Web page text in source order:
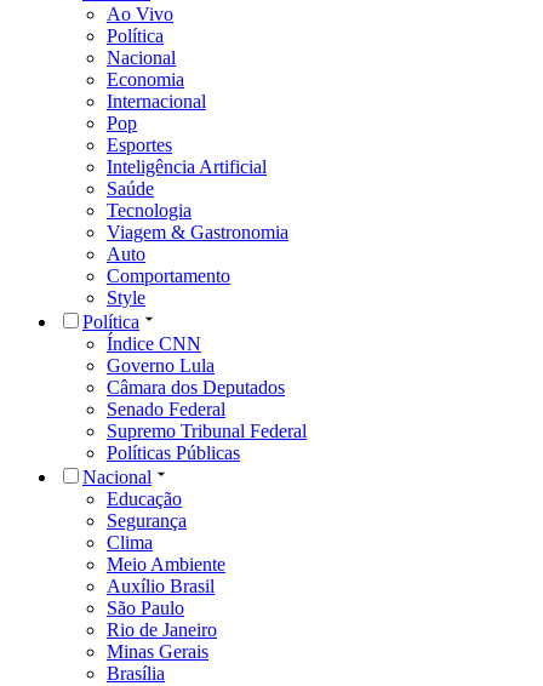
Ao Vivo
Política
Nacional
Economia
Internacional
Pop
Esportes
Inteligência Artificial
Saúde
Tecnologia
Viagem & Gastronomia
Auto
Comportamento
Style
Política
Índice CNN
Governo Lula
Câmara dos Deputados
Senado Federal
Supremo Tribunal Federal
Políticas Públicas
Nacional
Educação
Segurança
Clima
Meio Ambiente
Auxílio Brasil
São Paulo
Rio de Janeiro
Minas Gerais
Brasília